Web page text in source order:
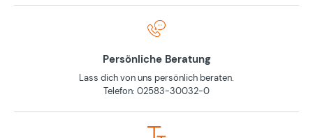
Persönliche Beratung
Lass dich von uns persönlich beraten.
Telefon: 02583-30032-0